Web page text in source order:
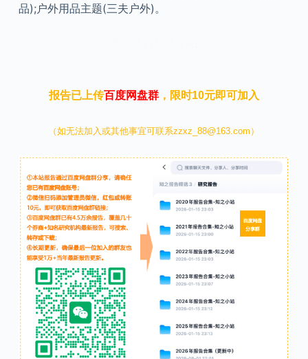
品);户外用品主题(三夫户外)。
报告已上传百度网盘群，限时10元即可加入
（如无法加入或其他事宜可联系zzxz_88@163.com）